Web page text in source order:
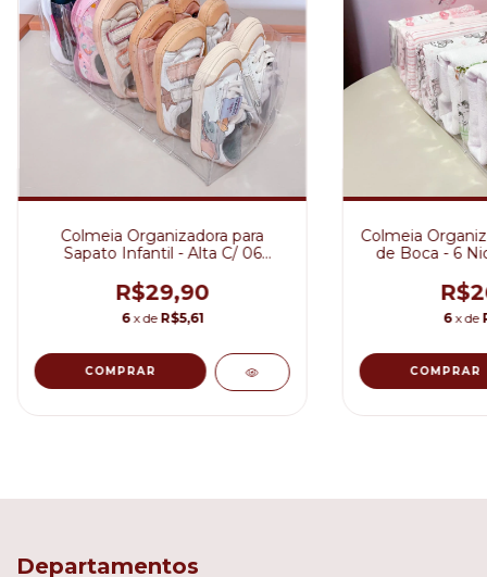
Colmeia Organizadora para
Sapato Infantil - Alta C/ 06
R$29,90
6 x de R$5,61
Colmeia
de Boca - 6
6 x de
Departamentos